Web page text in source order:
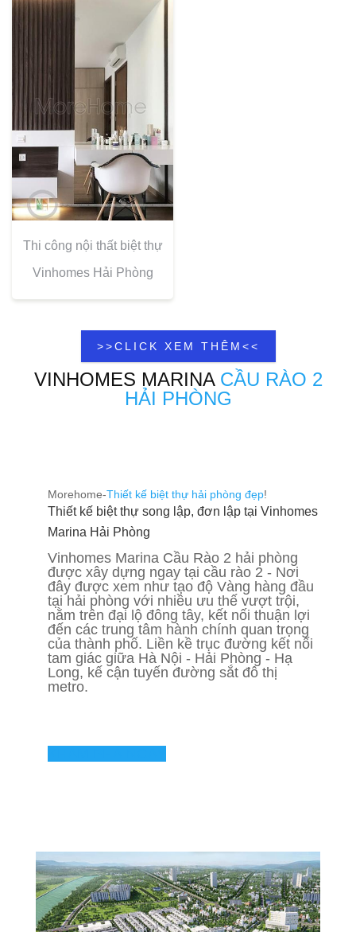
Thi công nội thất biệt thự
Vinhomes Hải Phòng
>>CLICK XEM THÊM<<
VINHOMES MARINA CẦU RÀO 2
HẢI PHÒNG
Morehome-Thiết kế biệt thự hải phòng đẹp!
Thiết kế biệt thự song lập, đơn lập tại Vinhomes
Marina Hải Phòng
Vinhomes Marina Cầu Rào 2 hải phòng
được xây dựng ngay tại cầu rào 2 - Nơi
đây được xem như tạo độ Vàng hàng đầu
tại hải phòng với nhiều ưu thế vượt trội,
nằm trên đại lộ đông tây, kết nối thuận lợi
đến các trung tâm hành chính quan trọng
của thành phố. Liền kề trục đường kết nối
tam giác giữa Hà Nội - Hải Phòng - Hạ
Long, kế cận tuyến đường sắt đô thị
metro.